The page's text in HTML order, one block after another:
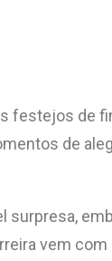
de
de
surpresa,
vem